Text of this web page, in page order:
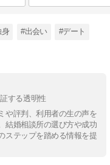
身 #出会い #デート
する透明性
や評判、利用者の生の声を
結婚相談所の選び方や成功
ステップを踏める情報を提